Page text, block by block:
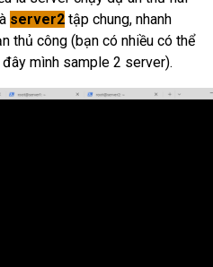
server2 tập chung, nhanh
thủ công (bạn có nhiều có thể
mình sample 2 server).